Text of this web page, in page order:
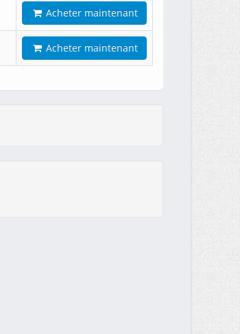
Acheter maintenant
Acheter maintenant